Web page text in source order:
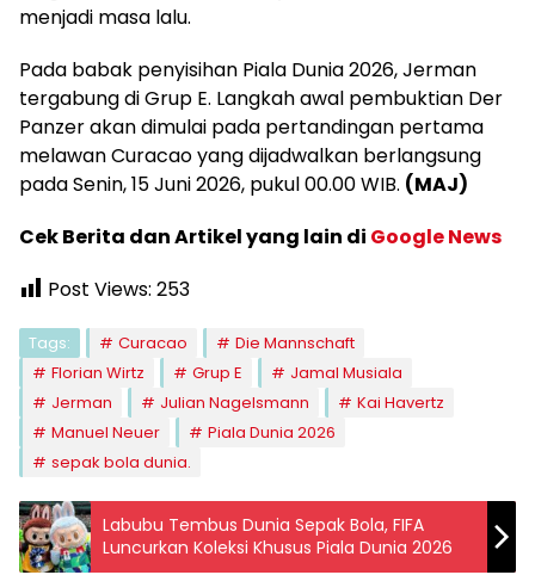
menjadi masa lalu.
Pada babak penyisihan Piala Dunia 2026, Jerman
tergabung di Grup E. Langkah awal pembuktian Der
Panzer akan dimulai pada pertandingan pertama
melawan Curacao yang dijadwalkan berlangsung
pada Senin, 15 Juni 2026, pukul 00.00 WIB. (MAJ)
Cek Berita dan Artikel yang lain di Google News
Post Views: 253
Tags: Curacao
Die Mannschaft
Florian Wirtz
Grup E
Jamal Musiala
Jerman
Julian Nagelsmann
Kai Havertz
Manuel Neuer
Piala Dunia 2026
sepak bola dunia.
Labubu Tembus Dunia Sepak Bola, FIFA
Luncurkan Koleksi Khusus Piala Dunia 2026